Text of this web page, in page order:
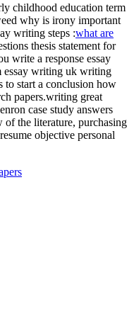
childhood education term
why is irony important
writing steps :what are
thesis statement for
write a response essay
essay writing uk writing
to start a conclusion how
papers.writing great
enron case study answers
of the literature, purchasing
objective personal